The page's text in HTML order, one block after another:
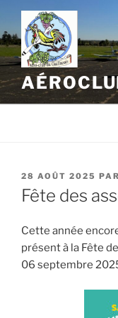
Aller
contenu
principal
PUBLIÉ
LE
28 AOÛT 2025 PAR
Fête des
Cette année
présent à la Fête
06 septembre